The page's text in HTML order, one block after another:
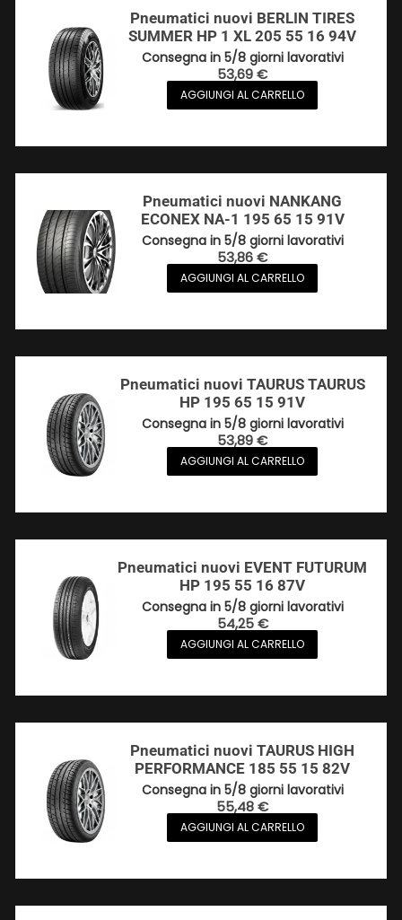
Pneumatici nuovi BERLIN TIRES
SUMMER HP 1 XL 205 55 16 94V
Consegna in 5/8 giorni lavorativi
53,69€
AGGIUNGI AL CARRELLO
Pneumatici nuovi NANKANG
ECONEX NA-1 195 65 15 91V
Consegna in 5/8 giorni lavorativi
53,86€
AGGIUNGI AL CARRELLO
Pneumatici nuovi TAURUS TAURUS
HP 195 65 15 91V
Consegna in 5/8 giorni lavorativi
53,89€
AGGIUNGI AL CARRELLO
Pneumatici nuovi EVENT FUTURUM
HP 195 55 16 87V
Consegna in 5/8 giorni lavorativi
54,25€
AGGIUNGI AL CARRELLO
Pneumatici nuovi TAURUS HIGH
PERFORMANCE 185 55 15 82V
Consegna in 5/8 giorni lavorativi
55,48€
AGGIUNGI AL CARRELLO